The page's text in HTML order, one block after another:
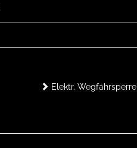
Elektr. Wegfahrsperre